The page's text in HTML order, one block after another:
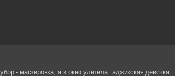
- маскировка, а в окно улетела таджикская девочка...